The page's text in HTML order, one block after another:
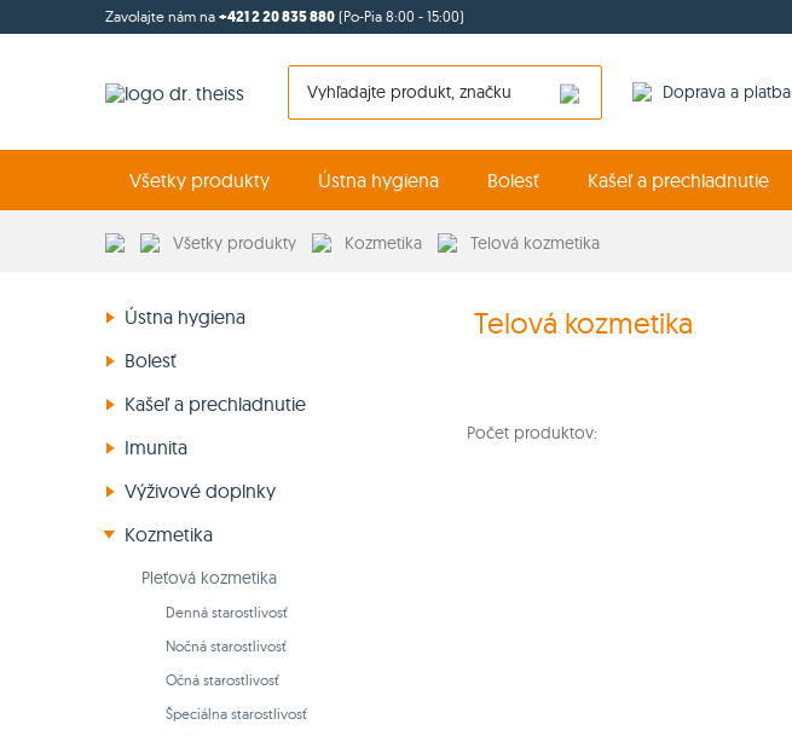
Zavolajte nám na +421 2 20 835 880 (Po-Pia 8:00 - 15:00)
Doprava a platba
Všetky produkty Ústna hygiena Bolesť Kašeľ a prechladnutie
Všetky produkty Kozmetika Telová kozmetika
Ústna hygiena
Bolesť
Kašeľ a prechladnutie
Imunita
Výživové doplnky
Kozmetika
Pleťová kozmetika
Denná starostlivosť
Nočná starostlivosť
Očná starostlivosť
Špeciálna starostlivosť
Telová kozmetika
Počet produktov: